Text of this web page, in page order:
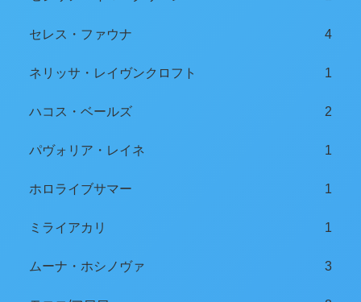
セレス・ファウナ 4
ネリッサ・レイヴンクロフト 1
ハコス・ベールズ 2
パヴォリア・レイネ 1
ホロライブサマー 1
ミライアカリ 1
ムーナ・ホシノヴァ 3